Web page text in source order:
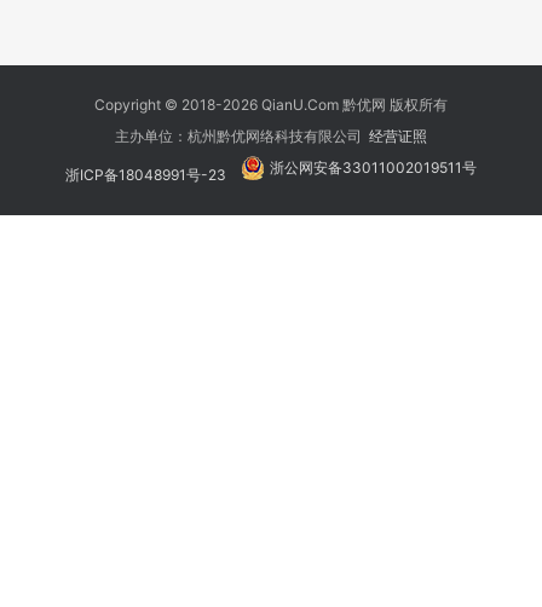
Copyright © 2018-2026 QianU.Com 黔优网 版权所有
主办单位：杭州黔优网络科技有限公司 经营证照
浙ICP备18048991号-23 浙公网安备33011002019511号